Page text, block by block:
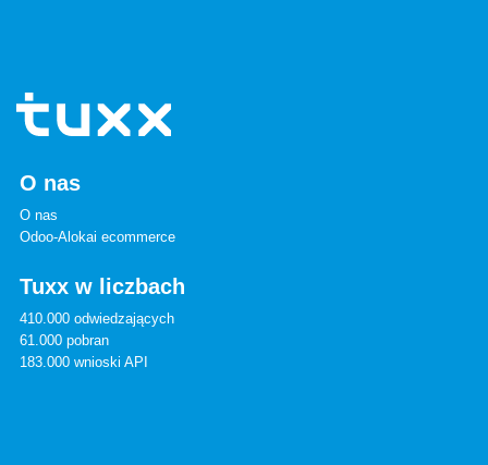
O nas
O nas
Odoo-Alokai ecommerce
Tuxx w liczbach
410.000 odwiedzających
61.000 pobran
183.000 wnioski API